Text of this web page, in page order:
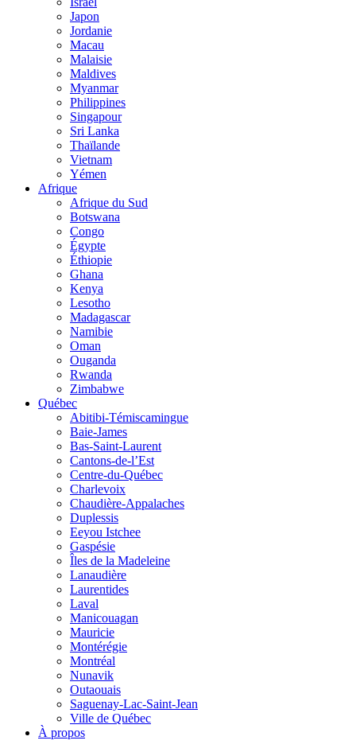
Japon
Jordanie
Macau
Malaisie
Maldives
Myanmar
Philippines
Singapour
Sri Lanka
Thaïlande
Vietnam
Yémen
Afrique
Afrique du Sud
Botswana
Congo
Égypte
Éthiopie
Ghana
Kenya
Lesotho
Madagascar
Namibie
Oman
Ouganda
Rwanda
Zimbabwe
Québec
Abitibi-Témiscamingue
Baie-James
Bas-Saint-Laurent
Cantons-de-l’Est
Centre-du-Québec
Charlevoix
Chaudière-Appalaches
Duplessis
Eeyou Istchee
Gaspésie
Îles de la Madeleine
Lanaudière
Laurentides
Laval
Manicouagan
Mauricie
Montérégie
Montréal
Nunavik
Outaouais
Saguenay-Lac-Saint-Jean
Ville de Québec
À propos